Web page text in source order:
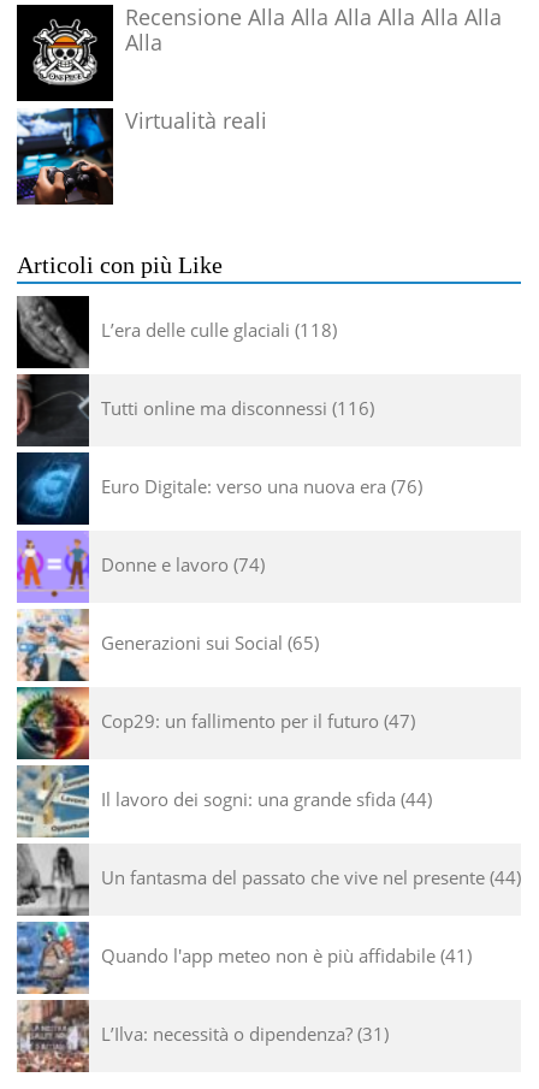
Recensione Alla Alla Alla Alla Alla Alla
Alla
Virtualità reali
Articoli con più Like
L’era delle culle glaciali 118
Tutti online ma disconnessi 116
Euro Digitale: verso una nuova era 76
Donne e lavoro 74
Generazioni sui Social 65
Cop29: un fallimento per il futuro 47
Il lavoro dei sogni: una grande sfida 44
Un fantasma del passato che vive nel presente 44
Quando l'app meteo non è più affidabile 41
L’Ilva: necessità o dipendenza? 31